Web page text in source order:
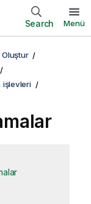
Search Menü
Oluştur
işlevleri